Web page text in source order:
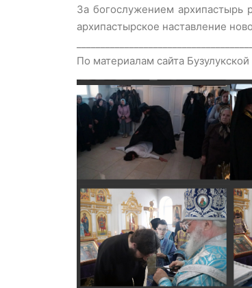
За богослужением архипастырь
архипастырское наставление
По материалам сайта